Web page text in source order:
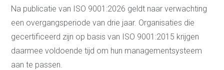
Bekijk onze
Bouw
Uitzendbranche
Automotive
Metaal
Schoonmaak
Certificerende instelling
Na publicatie van ISO 9001:2026 geldt naar verwachting
een overgangsperiode van drie jaar. Organisaties die
gecertificeerd zijn op basis van ISO 9001:2015 krijgen
daarmee voldoende tijd om hun managementsysteem
aan te passen.